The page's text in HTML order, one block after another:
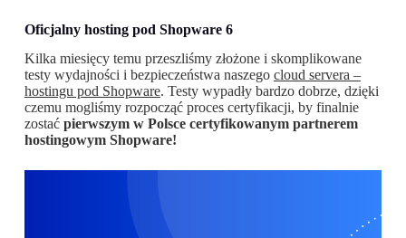
Oficjalny hosting pod Shopware 6
Kilka miesięcy temu przeszliśmy złożone i skomplikowane
testy wydajności i bezpieczeństwa naszego cloud servera –
hostingu pod Shopware. Testy wypadły bardzo dobrze, dzięki
czemu mogliśmy rozpocząć proces certyfikacji, by finalnie
zostać pierwszym w Polsce certyfikowanym partnerem
hostingowym Shopware!